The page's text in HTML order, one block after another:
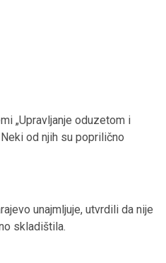
„Upravljanje oduzetom i
od njih su poprilično
unajmljuje, utvrdili da nije
skladištila.